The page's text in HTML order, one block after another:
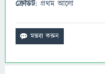
ক্রেডিট: প্রথম আলো